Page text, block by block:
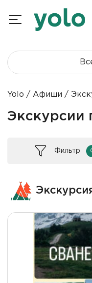
Yolo Афиши
Экскурсии
Фильтр